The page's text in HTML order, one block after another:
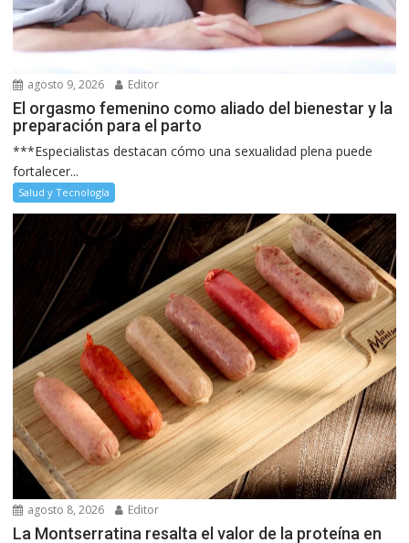
agosto 9, 2026 Editor
El orgasmo femenino como aliado del bienestar y la
preparación para el parto
***Especialistas destacan cómo una sexualidad plena puede
fortalecer...
Salud y Tecnología
agosto 8, 2026 Editor
La Montserratina resalta el valor de la proteína en